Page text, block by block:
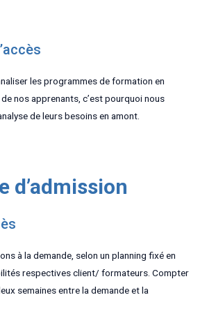
les programmes de formation en
nos apprenants, c’est pourquoi nous
de leurs besoins en amont.
d’admission
à la demande, selon un planning fixé en
respectives client/ formateurs. Compter
semaines entre la demande et la